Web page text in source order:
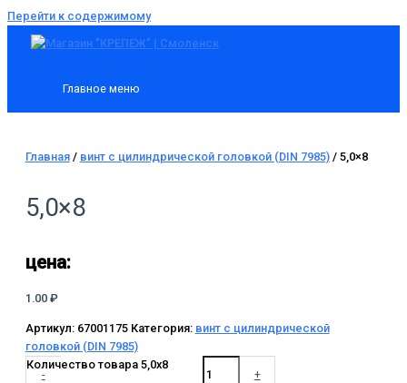
Перейти к содержимому
Главное меню
Главная/ винт с цилиндрической головкой (DIN 7985)/ 5,0×8
5,0×8
цена:
1.00 ₽
Артикул: 67001175 Категория: винт с цилиндрической
головкой (DIN 7985)
-
Количество товара 5,0x8
+